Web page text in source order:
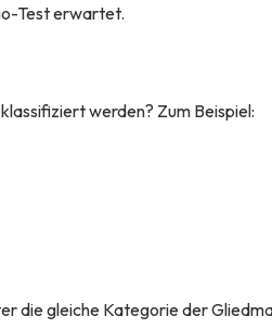
Test erwartet.
werden? Zum Beispiel:
die gleiche Kategorie der